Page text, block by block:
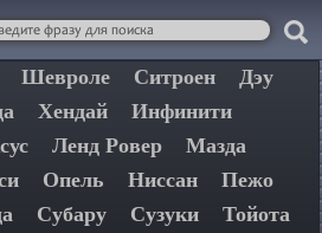
Шевроле Ситроен
Дэу
Хендай
Инфинити
Ленд Ровер
Мазда
Опель Ниссан
Пежо
Субару Сузуки
Тойота